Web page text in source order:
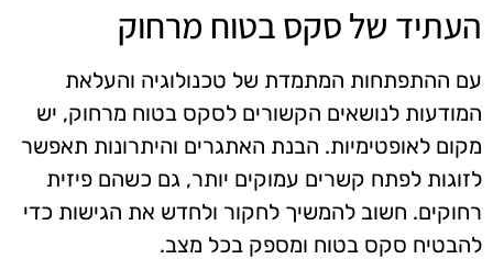
העתיד של סקס בטוח מרחוק
עם ההתפתחות המתמדת של טכנולוגיה והעלאת
המודעות לנושאים הקשורים לסקס בטוח מרחוק, יש
מקום לאופטימיות. הבנת האתגרים והיתרונות תאפשר
לזוגות לפתח קשרים עמוקים יותר, גם כשהם פיזית
רחוקים. חשוב להמשיך לחקור ולחדש את הגישות כדי
להבטיח סקס בטוח ומספק בכל מצב.